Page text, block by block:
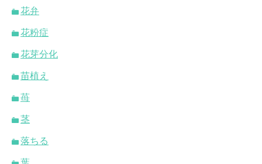
花弁
花粉症
花芽分化
苗植え
苺
茎
落ちる